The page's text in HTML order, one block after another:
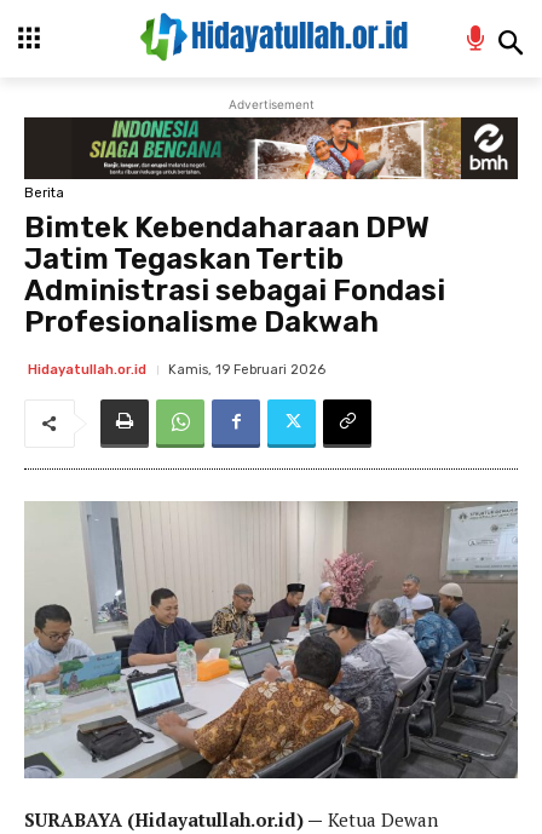
Advertisement
Berita
Bimtek Kebendaharaan DPW
Jatim Tegaskan Tertib
Administrasi sebagai Fondasi
Profesionalisme Dakwah
Hidayatullah.or.id Kamis, 19 Februari 2026
SURABAYA (Hidayatullah.or.id) — Ketua Dewan